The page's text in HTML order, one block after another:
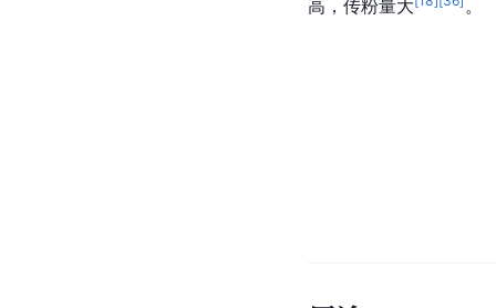
高，传粉量大
。